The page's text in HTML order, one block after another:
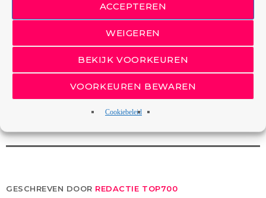
ACCEPTEREN
WEIGEREN
BEKIJK VOORKEUREN
VOORKEUREN BEWAREN
Cookiebeleid
GESCHREVEN DOOR REDACTIE TOP700